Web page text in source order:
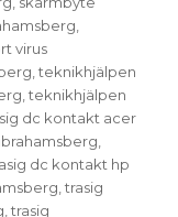
virus
,teknikhjälpen
,teknikhjälpen
dc kontakt acer
dc kontakt hp
,trasig
,trasig